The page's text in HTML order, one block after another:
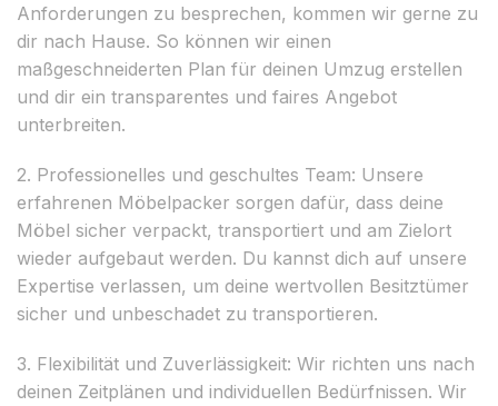
Anforderungen zu besprechen, kommen wir gerne zu
dir nach Hause. So können wir einen
maßgeschneiderten Plan für deinen Umzug erstellen
und dir ein transparentes und faires Angebot
unterbreiten.
2. Professionelles und geschultes Team: Unsere
erfahrenen Möbelpacker sorgen dafür, dass deine
Möbel sicher verpackt, transportiert und am Zielort
wieder aufgebaut werden. Du kannst dich auf unsere
Expertise verlassen, um deine wertvollen Besitztümer
sicher und unbeschadet zu transportieren.
3. Flexibilität und Zuverlässigkeit: Wir richten uns nach
deinen Zeitplänen und individuellen Bedürfnissen. Wir